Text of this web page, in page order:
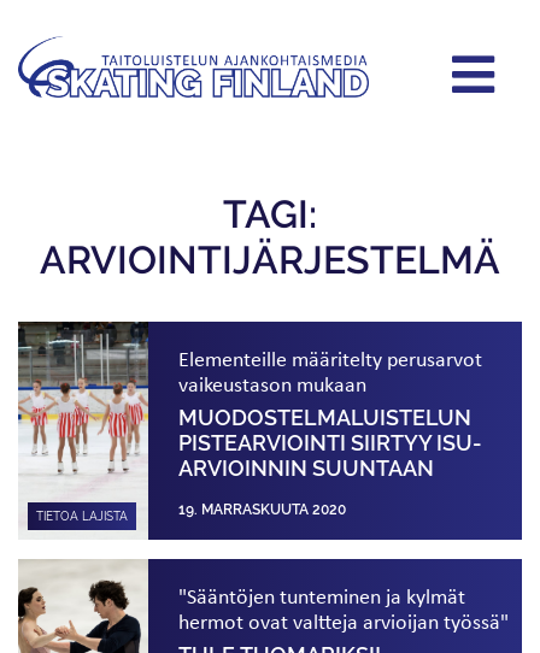
TAGI:
ARVIOINTIJÄRJESTELMÄ
TIETOA LAJISTA
Elementeille määritelty perusarvot
vaikeustason mukaan
MUODOSTELMA­LUISTELUN
PISTEARVIOINTI SIIRTYY ISU-
ARVIOINNIN SUUNTAAN
19. MARRASKUUTA 2020
"Sääntöjen tunteminen ja kylmät
hermot ovat valtteja arvioijan työssä"